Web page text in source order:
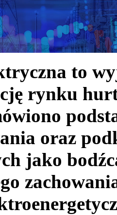
to
rynku
oraz
jako